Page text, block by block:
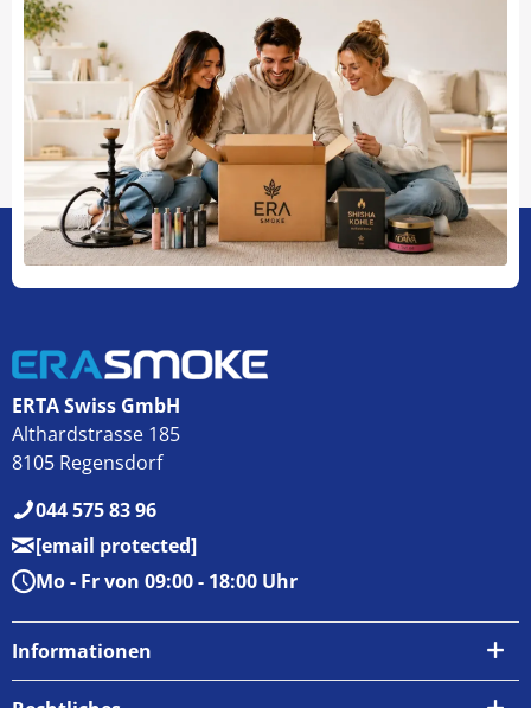
ERTA Swiss GmbH
Althardstrasse 185
8105 Regensdorf
044 575 83 96
[email protected]
Mo - Fr von 09:00 - 18:00 Uhr
Informationen
Über uns